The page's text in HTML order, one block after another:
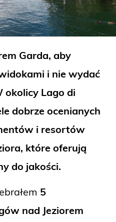
Garda, aby
i nie wydać
okolicy Lago di
dobrze ocenianych
i resortów
które oferują
do jakości.
5
nad Jeziorem